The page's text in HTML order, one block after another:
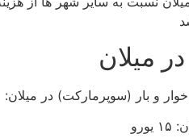
میلان
و بار (سوپرمارکت) در میلان: